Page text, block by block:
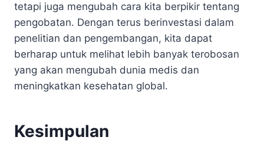
tetapi juga mengubah cara kita berpikir tentang
pengobatan. Dengan terus berinvestasi dalam
penelitian dan pengembangan, kita dapat
berharap untuk melihat lebih banyak terobosan
yang akan mengubah dunia medis dan
meningkatkan kesehatan global.
Kesimpulan